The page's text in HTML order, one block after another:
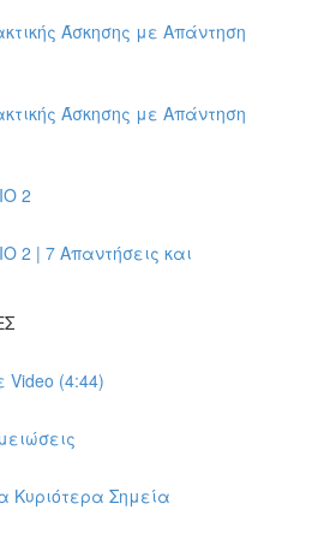
Άσκησης με Απάντηση
Άσκησης με Απάντηση
2
2 | 7 Απαντήσεις και
(4:44)
Κυριότερα Σημεία